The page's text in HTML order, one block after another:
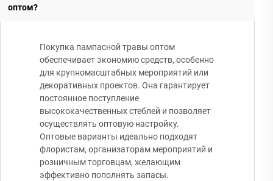
оптом?
Покупка пампасной травы оптом
обеспечивает экономию средств, особенно
для крупномасштабных мероприятий или
декоративных проектов. Она гарантирует
постоянное поступление
высококачественных стеблей и позволяет
осуществлять оптовую настройку.
Оптовые варианты идеально подходят
флористам, организаторам мероприятий и
розничным торговцам, желающим
эффективно пополнять запасы.